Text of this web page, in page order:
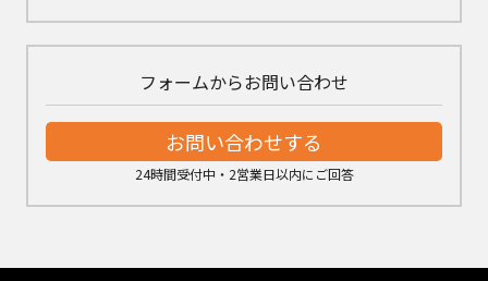
フォームからお問い合わせ
お問い合わせする
24時間受付中・2営業日以内にご回答